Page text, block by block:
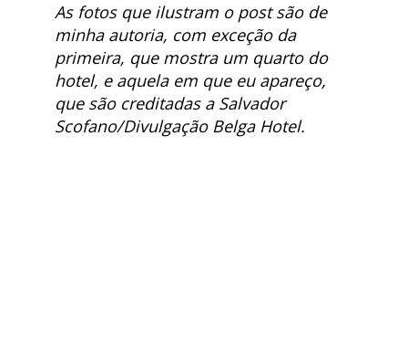
As fotos que ilustram o post são de
minha autoria, com exceção da
primeira, que mostra um quarto do
hotel, e aquela em que eu apareço,
que são creditadas a Salvador
Scofano/Divulgação Belga Hotel.